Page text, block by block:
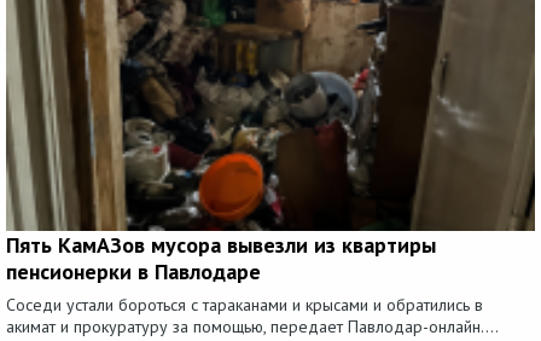
Пять КамАЗов мусора вывезли из квартиры
пенсионерки в Павлодаре
Соседи устали бороться с тараканами и крысами и обратились в
акимат и прокуратуру за помощью, передает Павлодар-онлайн....